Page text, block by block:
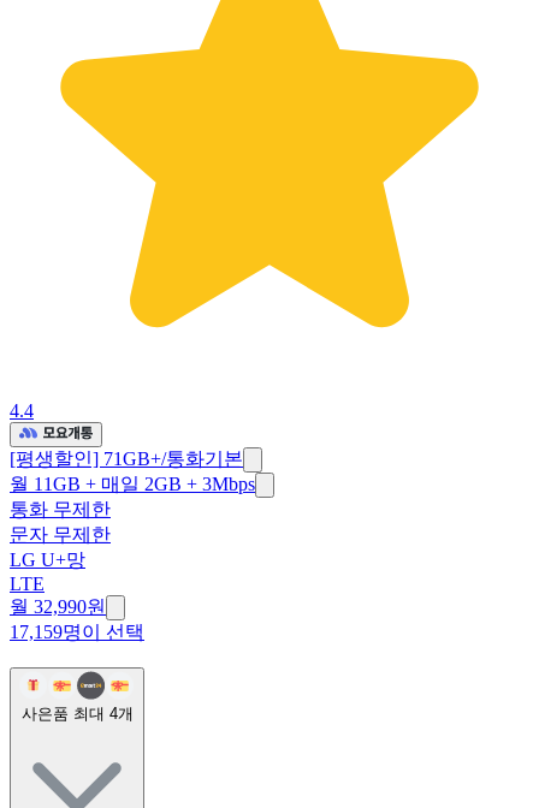
4.4
[평생할인] 71GB+/통화기본
월 11GB + 매일 2GB + 3Mbps
통화 무제한
문자 무제한
LG U+망
LTE
월 32,990원
17,159명이 선택
사은품 최대 4개